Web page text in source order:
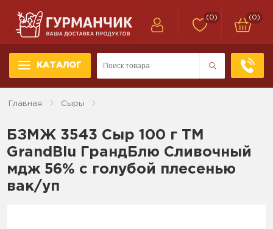
КАТАЛОГ
(0) (0)
Главная Сыры
БЗМЖ 3543 Сыр 100 г ТМ
GrandBlu ГрандБлю Сливочный
мдж 56% с голубой плесенью
вак/уп